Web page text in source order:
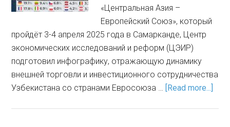
«Центральная Азия –
Европейский Союз», который
пройдёт 3-4 апреля 2025 года в Самарканде, Центр
экономических исследований и реформ (ЦЭИР)
подготовил инфографику, отражающую динамику
внешней торговли и инвестиционного сотрудничества
Узбекистана со странами Евросоюза … [Read more...]